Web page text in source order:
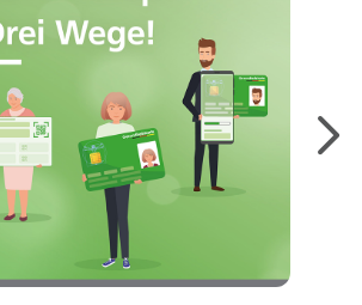
Hier finden Sie die
wichtigsten Informationen
zum E-Rezept und zu den
verschiedenen
Möglichkeiten, E-Rezepte
einzulösen.
Mehr erfahren